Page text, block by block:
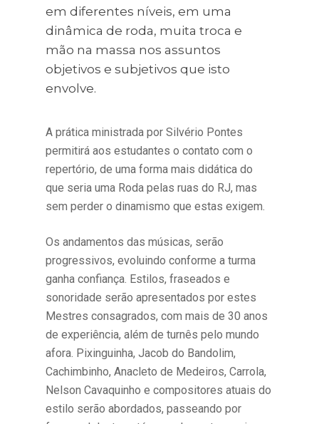
em diferentes níveis, em uma
dinâmica de roda, muita troca e
mão na massa nos assuntos
objetivos e subjetivos que isto
envolve.
A prática ministrada por Silvério Pontes
permitirá aos estudantes o contato com o
repertório, de uma forma mais didática do
que seria uma Roda pelas ruas do RJ, mas
sem perder o dinamismo que estas exigem.
Os andamentos das músicas, serão
progressivos, evoluindo conforme a turma
ganha confiança. Estilos, fraseados e
sonoridade serão apresentados por estes
Mestres consagrados, com mais de 30 anos
de experiência, além de turnês pelo mundo
afora. Pixinguinha, Jacob do Bandolim,
Cachimbinho, Anacleto de Medeiros, Carrola,
Nelson Cavaquinho e compositores atuais do
estilo serão abordados, passeando por